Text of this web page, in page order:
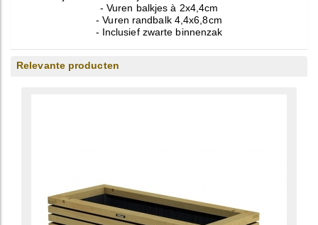
- Vuren balkjes à 2x4,4cm
- Vuren randbalk 4,4x6,8cm
- Inclusief zwarte binnenzak
Relevante producten